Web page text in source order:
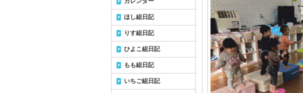
ほし組日記
りす組日記
ひよこ組日記
もも組日記
いちご組日記